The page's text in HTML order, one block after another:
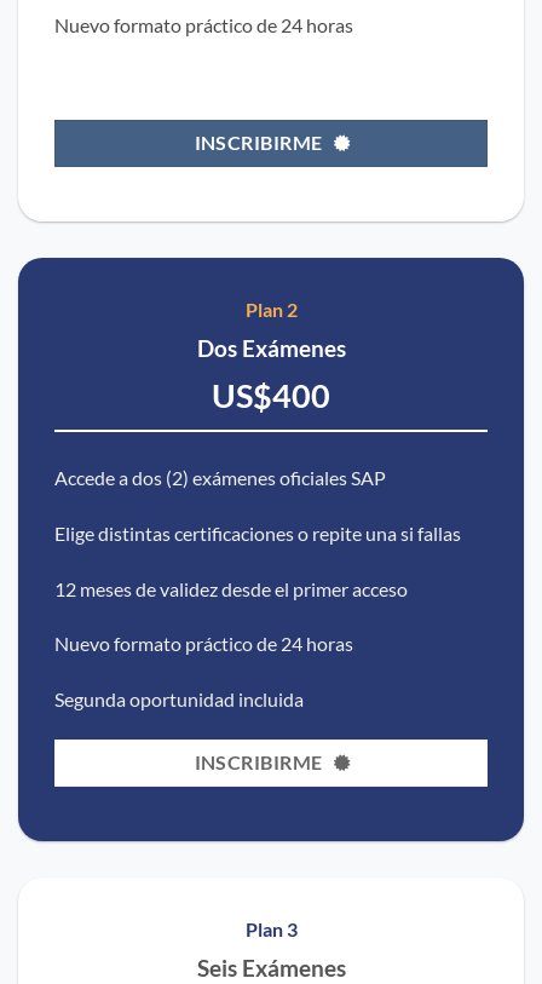
Nuevo formato práctico de 24 horas
INSCRIBIRME
Plan 2
Dos Exámenes
US$400
Accede a dos (2) exámenes oficiales SAP
Elige distintas certificaciones o repite una si fallas
12 meses de validez desde el primer acceso
Nuevo formato práctico de 24 horas
Segunda oportunidad incluida
INSCRIBIRME
Plan 3
Seis Exámenes